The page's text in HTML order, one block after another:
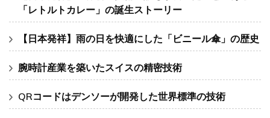
「レトルトカレー」の誕生ストーリー
【日本発祥】雨の日を快適にした「ビニール傘」の歴史
腕時計産業を築いたスイスの精密技術
QRコードはデンソーが開発した世界標準の技術